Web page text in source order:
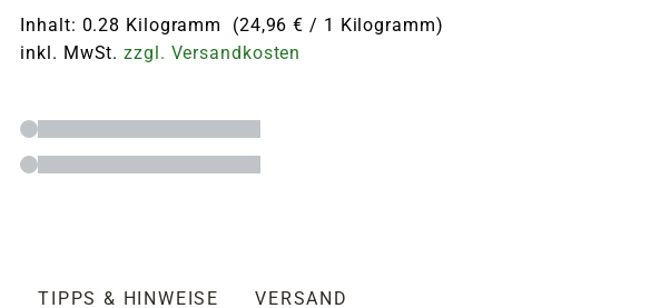
Inhalt: 0.28 Kilogramm (24,96 € / 1 Kilogramm)
inkl. MwSt.zzgl. Versandkosten
TIPPS & HINWEISE VERSAND